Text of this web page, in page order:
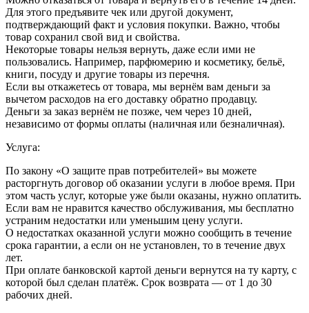
Для этого предъявите чек или другой документ,
подтверждающий факт и условия покупки. Важно, чтобы
товар сохранил свой вид и свойства.
Некоторые товары нельзя вернуть, даже если ими не
пользовались. Например, парфюмерию и косметику, бельё,
книги, посуду и другие товары из перечня.
Если вы откажетесь от товара, мы вернём вам деньги за
вычетом расходов на его доставку обратно продавцу.
Деньги за заказ вернём не позже, чем через 10 дней,
независимо от формы оплаты (наличная или безналичная).
Услуга:
По закону «О защите прав потребителей» вы можете
расторгнуть договор об оказании услуги в любое время. При
этом часть услуг, которые уже были оказаны, нужно оплатить.
Если вам не нравится качество обслуживания, мы бесплатно
устраним недостатки или уменьшим цену услуги.
О недостатках оказанной услуги можно сообщить в течение
срока гарантии, а если он не установлен, то в течение двух
лет.
При оплате банковской картой деньги вернутся на ту карту, с
которой был сделан платёж. Срок возврата — от 1 до 30
рабочих дней.